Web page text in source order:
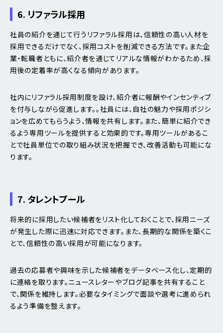
6. リファラル採用
社員の紹介を通じて行うリファラル採用は、信頼性の高い人材を
採用できるだけでなく、採用コストを削減できる方法です。また企
業・転職者ともに、紹介者を通じてリアルな情報がわかるため、採
用後の定着率が高くなる傾向があります。
社内にリファラル採用制度を設け、紹介者に報酬やインセンティブ
を付与しながら促進します。。社員には、自社の魅力や採用ポジシ
ョンを広めてもらうよう、情報を共有します。また、簡単に紹介でき
るよう専用ツールを提供すると効果的です。専用ツールがあるこ
とで社員単位での取り組み状況を把握でき、改善活動も可能にな
ります。
7. タレントプール
将来的に採用したい候補者をリスト化しておくことで、採用ニーズ
が発生した際に迅速に対応できます。また、長期的な関係を築くこ
とで、信頼性の高い採用が可能になります。
過去の応募者や興味を示した候補者をデータベース化し、定期的
に連絡を取ります。ニュースレターやブログ記事を共有すること
で、関係を維持します。必要なタイミングで面談や選考に進められ
るよう準備を整えます。